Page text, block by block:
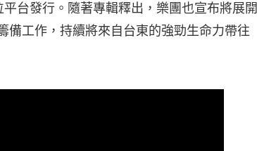
台發行。隨著專輯釋出，樂團也宣布將展開
備工作，持續將來自台東的強勁生命力帶往